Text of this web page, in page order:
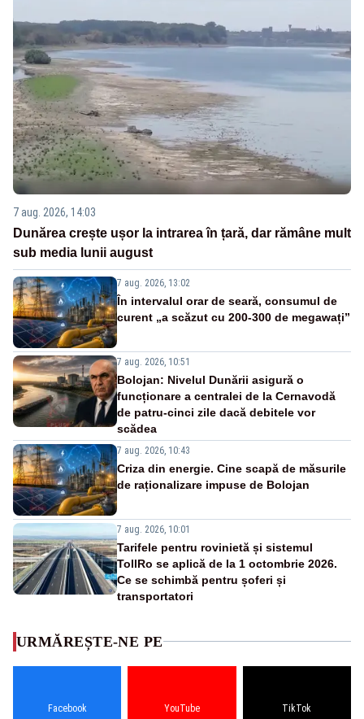
7 aug. 2026, 14:03
Dunărea crește ușor la intrarea în țară, dar rămâne mult
sub media lunii august
7 aug. 2026, 13:02
În intervalul orar de seară, consumul de
curent „a scăzut cu 200-300 de megawați”
7 aug. 2026, 10:51
Bolojan: Nivelul Dunării asigură o
funcționare a centralei de la Cernavodă
de patru-cinci zile dacă debitele vor
scădea
7 aug. 2026, 10:43
Criza din energie. Cine scapă de măsurile
de raționalizare impuse de Bolojan
7 aug. 2026, 10:01
Tarifele pentru rovinietă și sistemul
TollRo se aplică de la 1 octombrie 2026.
Ce se schimbă pentru șoferi și
transportatori
URMĂREȘTE-NE PE
Facebook YouTube TikTok